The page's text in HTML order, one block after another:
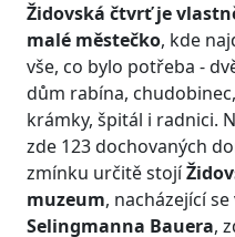
Židovská čtvrť je
malé městečko, kde
vše, co bylo potřeba -
dům rabína,
krámky, špitál i radnici.
zde 123 dochovaných
zmínku určitě stojí
muzeum, nacházející se
Selingmanna Bauera,